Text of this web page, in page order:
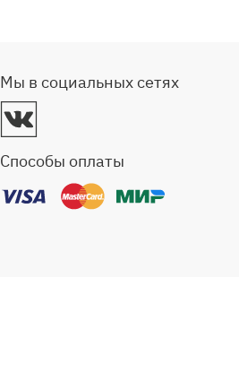
Мы в социальных сетях
Способы оплаты